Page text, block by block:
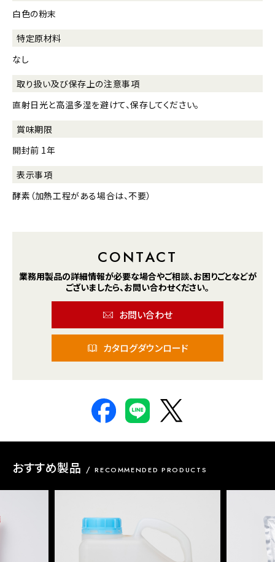
白色の粉末
特定原材料
なし
取り扱い及び保存上の注意事項
直射日光と高温多湿を避けて、保存してください。
賞味期限
開封前 1年
表示事項
酵素（加熱工程がある場合は、不要）
CONTACT
業務用製品の詳細情報が必要な場合やご相談、お困りごとなどが
ございましたら、お問い合わせください。
お問い合わせ
カタログダウンロード
おすすめ製品 RECOMMENDED PRODUCTS